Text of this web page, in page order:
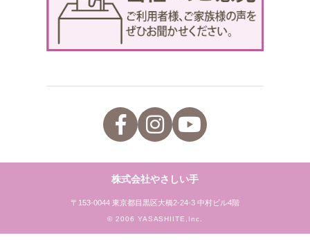
株式会社やさしい手
〒153-0044 東京都目黒区大橋2-24-3 中村ビル4階
© 2006 YASASHIITE,Inc.